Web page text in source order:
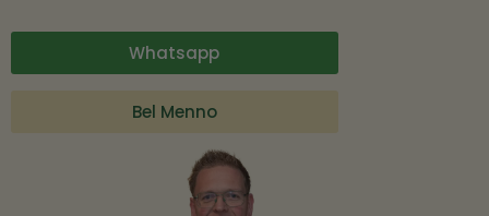
Whatsapp
Bel Menno